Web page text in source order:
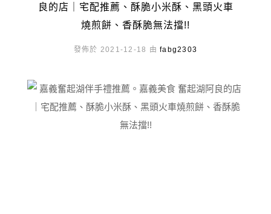
良的店｜宅配推薦、酥脆小米酥、黑頭火車
燒煎餅、香酥脆無法擋!!
發佈於 2021-12-18 由fabg2303